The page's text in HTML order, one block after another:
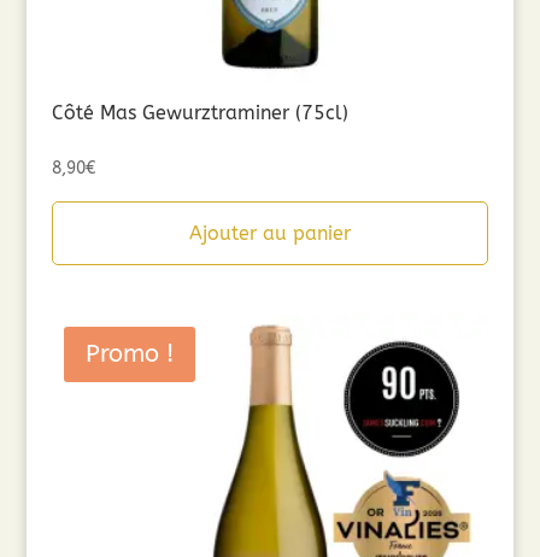
Côté Mas Gewurztraminer (75cl)
8,90€
Ajouter au panier
Promo !